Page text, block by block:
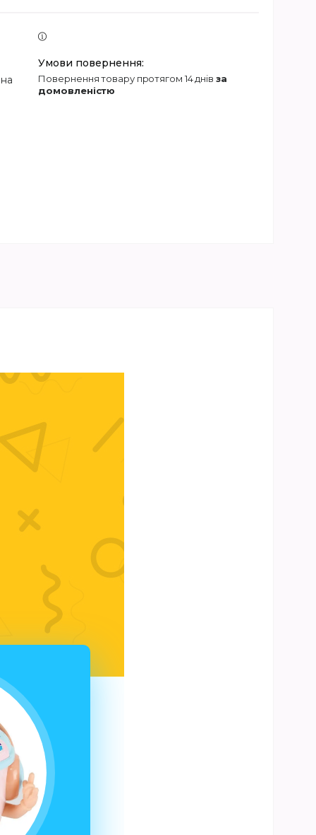
повернення товару протягом 14 днів за
домовленістю